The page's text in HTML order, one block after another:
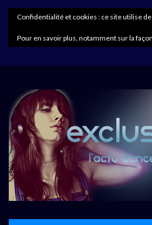
Confidentialité et cookies : ce site utilise
Pour en savoir plus, notamment sur la